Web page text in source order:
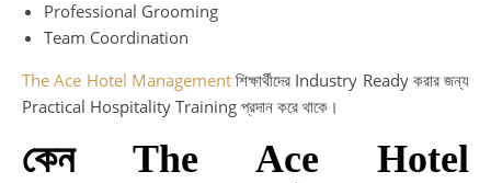
Professional Grooming
Team Coordination
The Ace Hotel Managementশিক্ষার্থীদের Industry Ready করার জন্য
Practical Hospitality Training প্রদান করে থাকে।
কেন The Ace Hotel